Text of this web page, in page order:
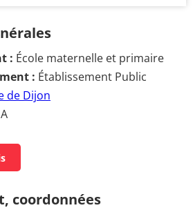
: École maternelle et primaire
: Établissement Public
de Dijon
coordonnées